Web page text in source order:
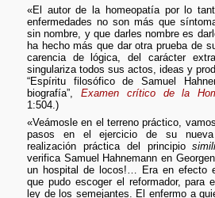
«El autor de la homeopatía por lo
enfermedades no son más que
sin nombre, y que darles nombre es
ha hecho más que dar otra prueba de
carencia de lógica, del carácter
singulariza todos sus actos, ideas y
“Espíritu filosófico de Samuel
biografía”, Examen crítico de la
1:504.)
«Veámosle en el terreno práctico,
pasos en el ejercicio de su nueva
realización práctica del principio
verifica Samuel Hahnemann en
un hospital de locos!… Era en efecto
que pudo escoger el reformador, para
ley de los semejantes. El enfermo a